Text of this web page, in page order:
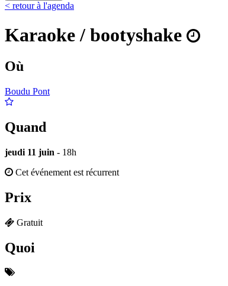
< retour à l'agenda
Karaoke / bootyshake
Où
Boudu Pont
Quand
jeudi 11 juin - 18h
Cet événement est récurrent
Prix
Gratuit
Quoi